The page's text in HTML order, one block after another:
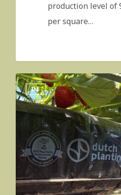
production level of
per square…
DE